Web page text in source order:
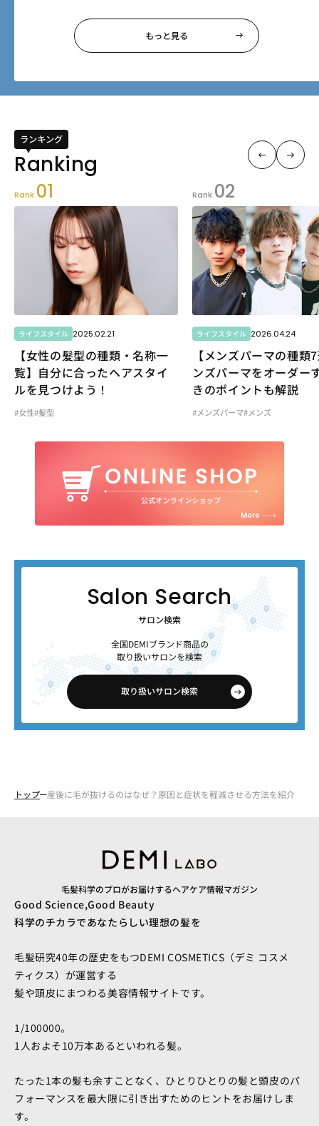
もっと見る
ランキング
Rank 01
ライフスタイル 2025.02.21
【女性の髪型の種類・名称一
覧】自分に合ったヘアスタイ
ルを見つけよう！
#女性#髪型
Rank 02
ライフスタイル 2026.04.24
【メンズパーマの種類
ンズパーマをオーダー
きのポイントも解説
#メンズパーマ#メンズ
サロン検索
全国DEMIブランド商品の
取り扱いサロンを検索
取り扱いサロン検索
トップ 産後に毛が抜けるのはなぜ？原因と症状を軽減させる方法を紹介
毛髪科学のプロがお届けするヘアケア情報マガジン
Good Science,Good Beauty
科学のチカラであなたらしい理想の髪を
毛髪研究40年の歴史をもつDEMI COSMETICS（デミ コスメ
ティクス）が運営する
髪や頭皮にまつわる美容情報サイトです。
1/100000。
1人およそ10万本あるといわれる髪。
たった1本の髪も余すことなく、ひとりひとりの髪と頭皮のパ
フォーマンスを最大限に引き出すためのヒントをお届けしま
す。